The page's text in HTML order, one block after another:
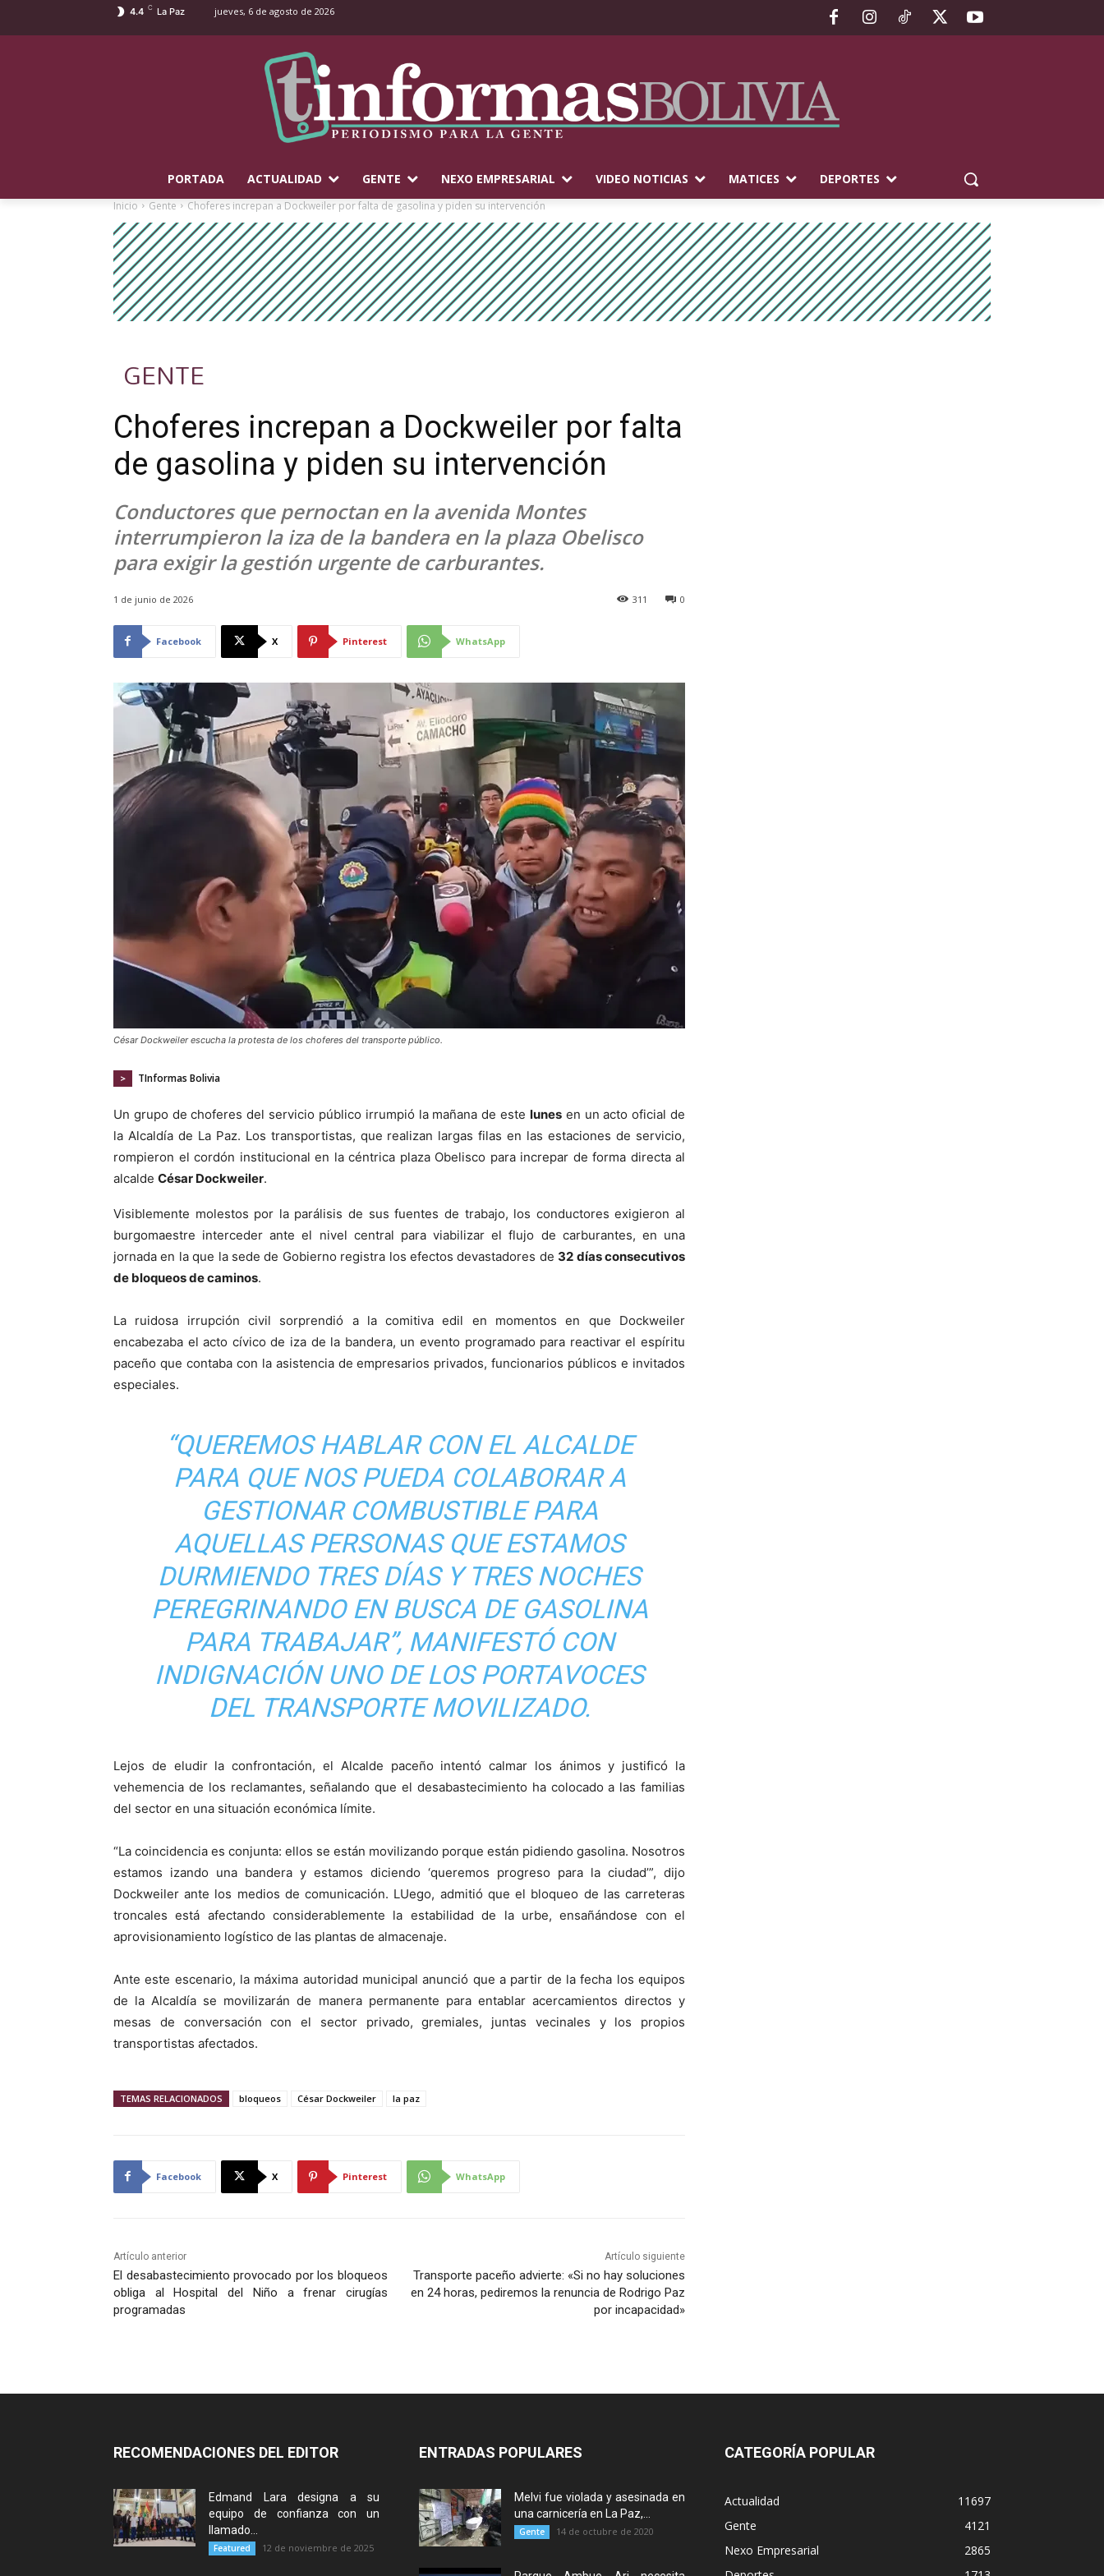
4.4 C La Paz jueves, 6 de agosto de 2026
PORTADA ACTUALIDAD GENTE NEXO EMPRESARIAL VIDEO NOTICIAS MATICES DEPORTES
Inicio Gente Choferes increpan a Dockweiler por falta de gasolina y piden su intervención
GENTE
Choferes increpan a Dockweiler por falta
de gasolina y piden su intervención
Conductores que pernoctan en la avenida Montes
interrumpieron la iza de la bandera en la plaza Obelisco
para exigir la gestión urgente de carburantes.
1 de junio de 2026 0
311
Facebook X Pinterest WhatsApp
César Dockweiler escucha la protesta de los choferes del transporte público.
> TInformas Bolivia
Un grupo de choferes del servicio público irrumpió la mañana de este lunesen un acto oficial de
la Alcaldía de La Paz. Los transportistas, que realizan largas filas en las estaciones de servicio,
rompieron el cordón institucional en la céntrica plaza Obelisco para increpar de forma directa al
alcalde César Dockweiler.
Visiblemente molestos por la parálisis de sus fuentes de trabajo, los conductores exigieron al
burgomaestre interceder ante el nivel central para viabilizar el flujo de carburantes, en una
jornada en la que la sede de Gobierno registra los efectos devastadores de 32 días consecutivos
de bloqueos de caminos.
La ruidosa irrupción civil sorprendió a la comitiva edil en momentos en que Dockweiler
encabezaba el acto cívico de iza de la bandera, un evento programado para reactivar el espíritu
paceño que contaba con la asistencia de empresarios privados, funcionarios públicos e invitados
especiales.
“QUEREMOS HABLAR CON EL ALCALDE
PARA QUE NOS PUEDA COLABORAR A
GESTIONAR COMBUSTIBLE PARA
AQUELLAS PERSONAS QUE ESTAMOS
DURMIENDO TRES DÍAS Y TRES NOCHES
PEREGRINANDO EN BUSCA DE GASOLINA
PARA TRABAJAR”, MANIFESTÓ CON
INDIGNACIÓN UNO DE LOS PORTAVOCES
DEL TRANSPORTE MOVILIZADO.
Lejos de eludir la confrontación, el Alcalde paceño intentó calmar los ánimos y justificó la
vehemencia de los reclamantes, señalando que el desabastecimiento ha colocado a las familias
del sector en una situación económica límite.
“La coincidencia es conjunta: ellos se están movilizando porque están pidiendo gasolina. Nosotros
estamos izando una bandera y estamos diciendo ‘queremos progreso para la ciudad’”, dijo
Dockweiler ante los medios de comunicación. LUego, admitió que el bloqueo de las carreteras
troncales está afectando considerablemente la estabilidad de la urbe, ensañándose con el
aprovisionamiento logístico de las plantas de almacenaje.
Ante este escenario, la máxima autoridad municipal anunció que a partir de la fecha los equipos
de la Alcaldía se movilizarán de manera permanente para entablar acercamientos directos y
mesas de conversación con el sector privado, gremiales, juntas vecinales y los propios
transportistas afectados.
TEMAS RELACIONADOS bloqueos César Dockweiler la paz
Facebook X Pinterest WhatsApp
Artículo anterior
El desabastecimiento provocado por los bloqueos
obliga al Hospital del Niño a frenar cirugías
programadas
Artículo siguiente
Transporte paceño advierte: «Si no hay soluciones
en 24 horas, pediremos la renuncia de Rodrigo Paz
por incapacidad»
RECOMENDACIONES DEL EDITOR
Edmand Lara designa a su
equipo de confianza con un
llamado...
Featured 12 de noviembre de 2025
ENTRADAS POPULARES
Melvi fue violada y asesinada en
una carnicería en La Paz,...
Gente 14 de octubre de 2020
CATEGORÍA POPULAR
Actualidad
11697
Gente
4121
Nexo Empresarial
2865